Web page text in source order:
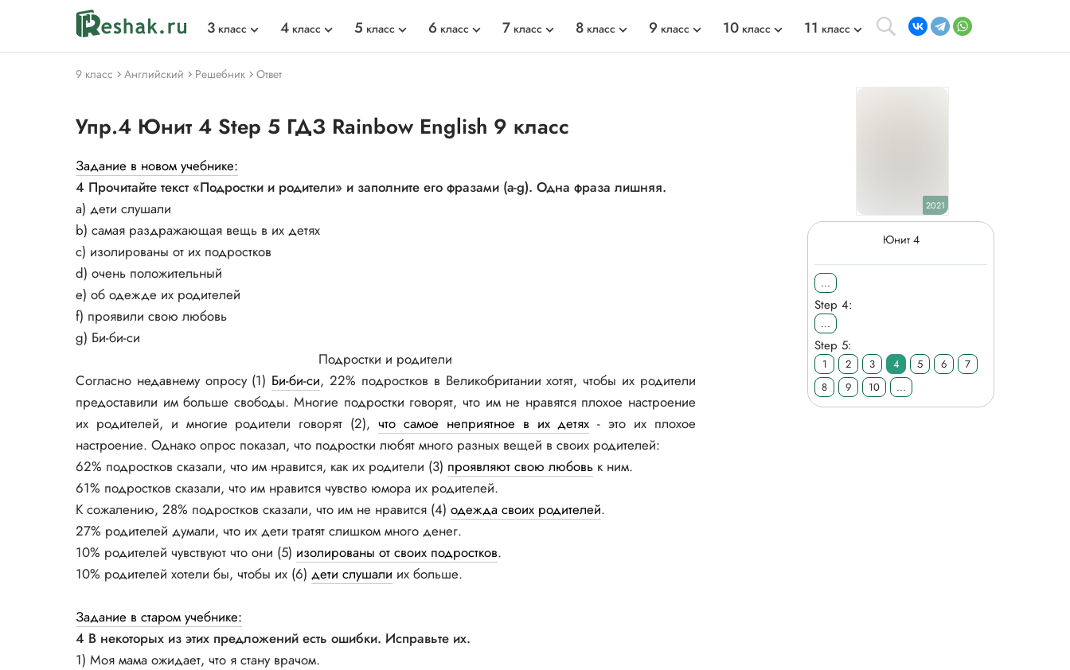
3 класс 4 класс 5 класс 6 класс 7 класс 8 класс 9 класс 10 класс 11 класс
9 класс Английский Решебник Ответ
Упр.4 Юнит 4 Step 5 ГДЗ Rainbow English 9 класс
Задание в новом учебнике:
4 Прочитайте текст «Подростки и родители» и заполните его фразами (a-g). Одна фраза лишняя.
а) дети слушали
b) самая раздражающая вещь в их детях
c) изолированы от их подростков
d) очень положительный
e) об одежде их родителей
f) проявили свою любовь
g) Би-би-си
Подростки и родители
Согласно недавнему опросу (1) Би-би-си, 22% подростков в Великобритании хотят, чтобы их родители
предоставили им больше свободы. Многие подростки говорят, что им не нравятся плохое настроение
их родителей, и многие родители говорят (2),что самое неприятное в их детях - это их плохое
настроение. Однако опрос показал, что подростки любят много разных вещей в своих родителей:
62% подростков сказали, что им нравится, как их родители (3) проявляют свою любовь к ним.
61% подростков сказали, что им нравится чувство юмора их родителей.
К сожалению, 28% подростков сказали, что им не нравится (4) одежда своих родителей.
27% родителей думали, что их дети тратят слишком много денег.
10% родителей чувствуют что они (5) изолированы от своих подростков.
10% родителей хотели бы, чтобы их (6) дети слушали их больше.
Задание в старом учебнике:
4 В некоторых из этих предложений есть ошибки. Исправьте их.
1) Моя мама ожидает, что я стану врачом.
2021
Юнит 4
...
Step 4:
...
Step 5:
1 2 3 4 5 6
7
8
9 10 ...